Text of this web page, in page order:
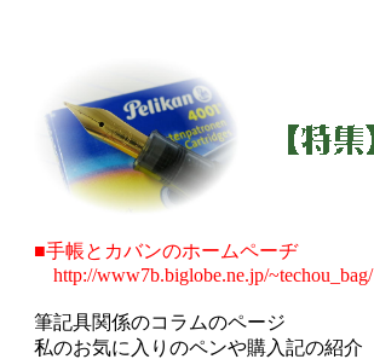
■手帳とカバンのホームペーヂ
http://www7b.biglobe.ne.jp/~techou_bag/
筆記具関係のコラムのページ
私のお気に入りのペンや購入記の紹介